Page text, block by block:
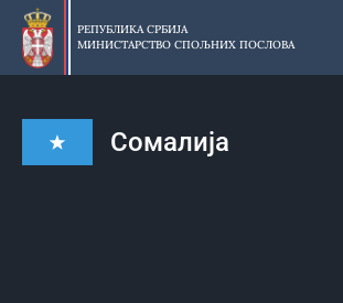
Прескочи
главни
део
РЕПУБЛИКА СРБИЈА
МИНИСТАРСТВО СПОЉНИХ ПОСЛОВА
Сомалија